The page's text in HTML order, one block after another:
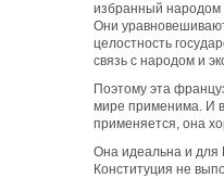
избранный народом
Они
целостность
связь с народом и
Поэтому эта
мире применима. И
применяется, она
Она идеальна и для
Конституция не